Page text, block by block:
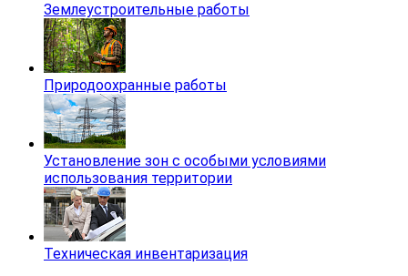
Землеустроительные работы
Природоохранные работы
Установление зон с особыми условиями
использования территории
Техническая инвентаризация